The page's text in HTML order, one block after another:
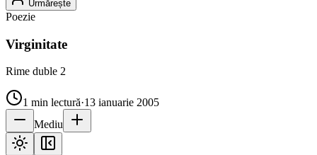
Urmărește
Poezie
Virginitate
Rime duble 2
1 min lectură·13 ianuarie 2005
Mediu